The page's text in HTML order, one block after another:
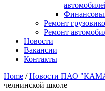
Ремонт
Ремонт
Новости
Вакансии
Контакты
Home /Новости ПАО
челнинской школе